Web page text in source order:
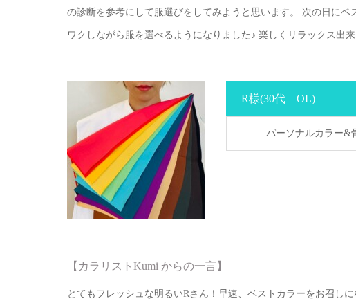
の診断を参考にして服選びをしてみようと思います。 次の日に
ワクしながら服を選べるようになりました♪ 楽しくリラックス出
R様(30代 OL)
パーソナルカラー&
【カラリストKumi からの一言】
とてもフレッシュな明るいRさん！早速、ベストカラーをお召し